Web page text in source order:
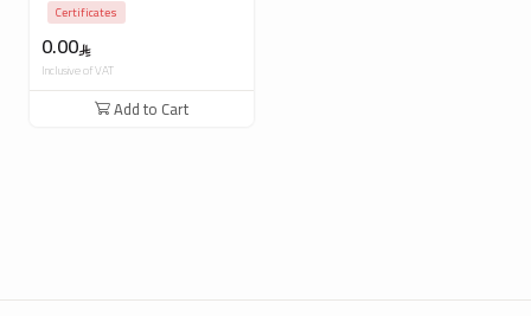
0.00
Certificates
Inclusive of VAT
Add to Cart